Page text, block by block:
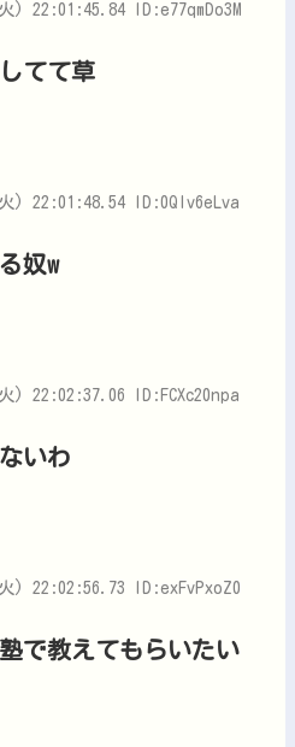
) 22:01:45.84 ID:e77qmDo3M
てて草
) 22:01:48.54 ID:0Qlv6eLva
奴w
) 22:02:37.06 ID:FCXc20npa
いわ
) 22:02:56.73 ID:exFvPxoZ0
で教えてもらいたい